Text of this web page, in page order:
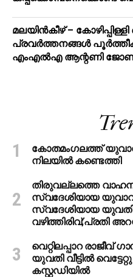
മലയിന്‍കീഴ് –
പ്രവര്‍ത്തനങ്ങള്‍
എംഎല്‍എ ആന്റണി
കോതമംഗലത്ത്
നിലയിൽ കണ്ടെത്തി
തിരുവല്ലത്തെ
സ്വദേശിയായ
സ്വദേശിയായ
വഴിത്തിരിവ്;പ്രതി
വെറ്റിലപ്പാറ രാജീവ്
യുവതി വീട്ടിൽ
കസ്റ്റഡിയിൽ